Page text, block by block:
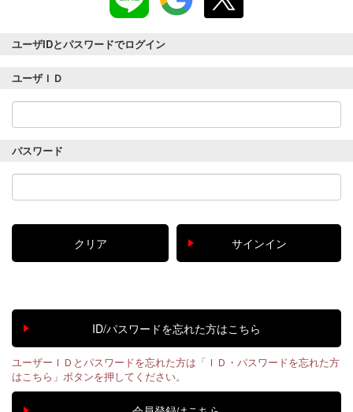
ユーザIDとパスワードでログイン
ユーザＩＤ
パスワード
ユーザーＩＤとパスワードを忘れた方は「ＩＤ・パスワードを忘れた方
はこちら」ボタンを押してください。